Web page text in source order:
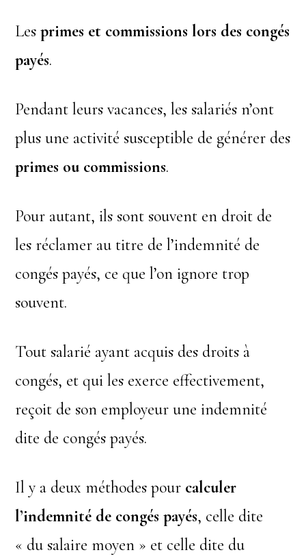
Lesprimes et commissions lors des congés
payés.
Pendant leurs vacances, les salariés n’ont
plus une activité susceptible de générer des
primes ou commissions.
Pour autant, ils sont souvent en droit de
les réclamer au titre de l’indemnité de
congés payés, ce que l’on ignore trop
souvent.
Tout salarié ayant acquis des droits à
congés, et qui les exerce effectivement,
reçoit de son employeur une indemnité
dite de congés payés.
Il y a deux méthodes pour calculer
l’indemnité de congés payés, celle dite
« du salaire moyen » et celle dite du